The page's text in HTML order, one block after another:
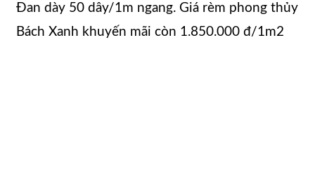
Đan dày 50 dây/1m ngang. Giá rèm phong thủy
Bách Xanh khuyến mãi còn 1.850.000 đ/1m2